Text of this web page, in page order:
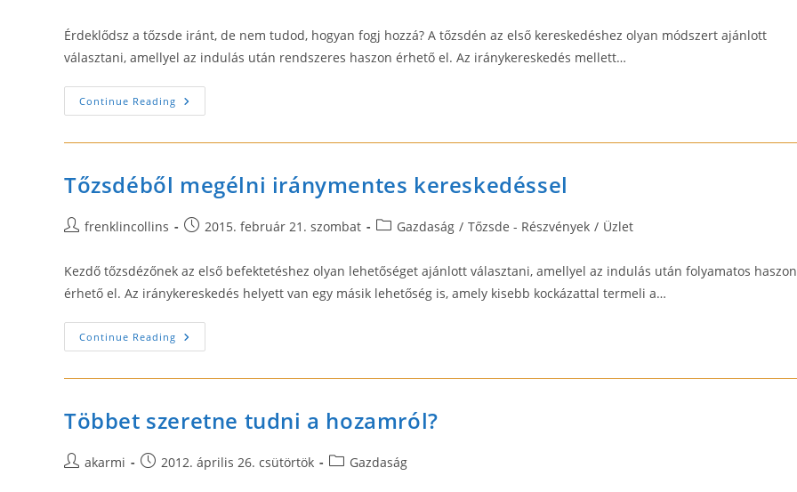
Érdeklődsz a tőzsde iránt, de nem tudod, hogyan fogj hozzá? A tőzsdén az első kereskedéshez olyan módszert ajánlott
választani, amellyel az indulás után rendszeres haszon érhető el. Az iránykereskedés mellett…
Continue Reading Rendszeres
Jövedelem
Kereskedéssel
Tőzsdéből megélni iránymentes kereskedéssel
Postfrenklincollins
Post2015. február 21. szombat
PostGazdaság / Tőzsde - Részvények / Üzlet
Kezdő tőzsdézőnek az első befektetéshez olyan lehetőséget ajánlott választani, amellyel az indulás után folyamatos haszon
érhető el. Az iránykereskedés helyett van egy másik lehetőség is, amely kisebb kockázattal termeli a…
Continue Reading Tőzsdéből
Megélni
Kereskedéssel
Többet szeretne tudni a hozamról?
Postakarmi
Post2012. április 26. csütörtök
PostGazdaság